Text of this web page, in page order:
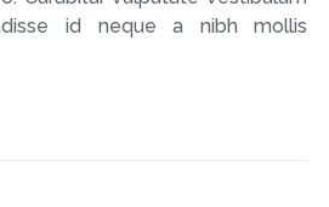
id neque a nibh mollis